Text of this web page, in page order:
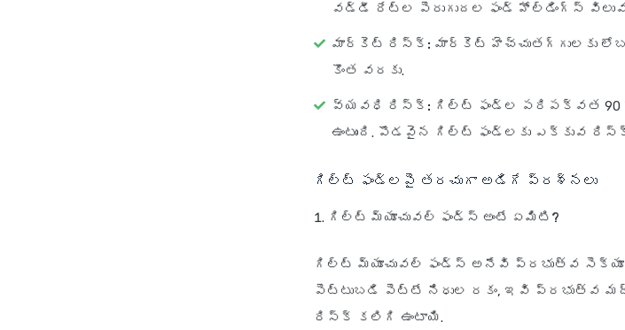
వడ్డీ రేట్ల పెరుగుదల ఫండ్ హోల్డింగ్స్
మార్కెట్ రిస్క్: మార్కెట్ హెచ్చుతగ్గులకు
కొంత వరకు.
వ్యవధి రిస్క్: గిల్ట్ ఫండ్ల పరిపక్వత 90
ఉంటుంది. పొడవైన గిల్ట్ ఫండ్లకు ఎక్కువ
గిల్ట్ ఫండ్లపై తరచుగా అడిగే ప్రశ్నలు
గిల్ట్ మ్యూచువల్ ఫండ్స్ అంటే ఏమిటి?
గిల్ట్ మ్యూచువల్ ఫండ్స్ అనేవి ప్రభుత్వ
పెట్టుబడి పెట్టే నిధుల రకం, ఇవి ప్రభుత్వ
రిస్క్ కలిగి ఉంటాయి.